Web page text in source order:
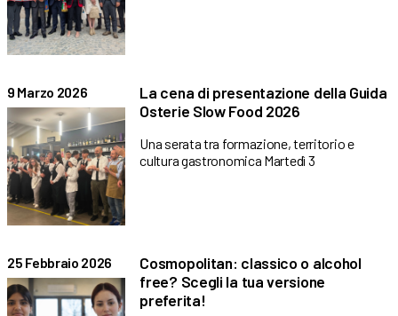
9 Marzo 2026
La cena di presentazione della Guida
Osterie Slow Food 2026
Una serata tra formazione, territorio e
cultura gastronomica Martedì 3
25 Febbraio 2026
Cosmopolitan: classico o alcohol
free? Scegli la tua versione
preferita!